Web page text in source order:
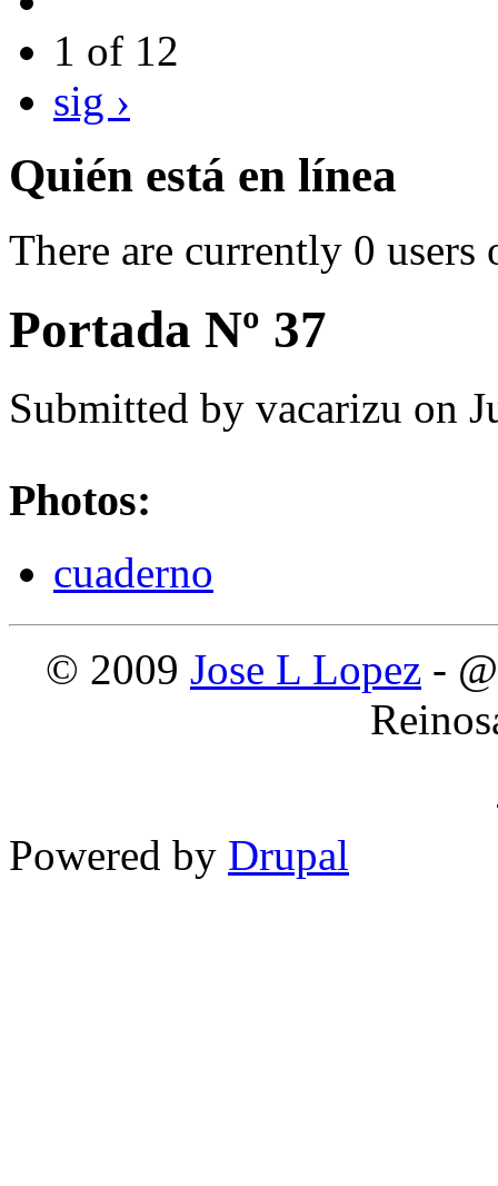
1 of 12
sig ›
Quién está en línea
There are currently 0 users
Portada Nº 37
Submitted by vacarizu on
Photos:
cuaderno
© 2009 Jose L Lopez -
Powered by Drupal